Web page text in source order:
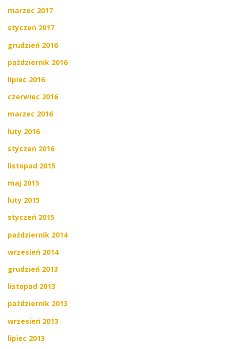
marzec 2017
styczeń 2017
grudzień 2016
październik 2016
lipiec 2016
czerwiec 2016
marzec 2016
luty 2016
styczeń 2016
listopad 2015
maj 2015
luty 2015
styczeń 2015
październik 2014
wrzesień 2014
grudzień 2013
listopad 2013
październik 2013
wrzesień 2013
lipiec 2013